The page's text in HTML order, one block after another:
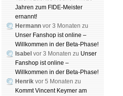
Jahren zum FIDE-Meister
ernannt!
Hermann vor 3 Monaten zu
Unser Fanshop ist online –
Willkommen in der Beta-Phase!
Isabel vor 3 Monaten zu Unser
Fanshop ist online –
Willkommen in der Beta-Phase!
Henrik vor 5 Monaten zu
Kommt Vincent Keymer am